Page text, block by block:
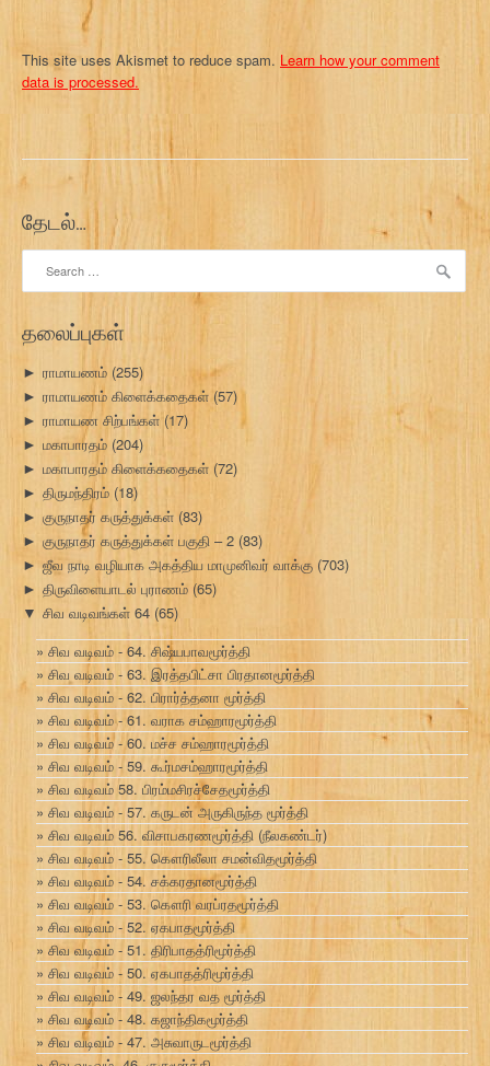
This site uses Akismet to reduce spam. Learn how your comment
data is processed.
தேடல்…
தலைப்புகள்
► ராமாயணம் (255)
► ராமாயணம் கிளைக்கதைகள் (57)
► ராமாயண சிற்பங்கள் (17)
► மகாபாரதம் (204)
► மகாபாரதம் கிளைக்கதைகள் (72)
► திருமந்திரம் (18)
► குருநாதர் கருத்துக்கள் (83)
► குருநாதர் கருத்துக்கள் பகுதி – 2 (83)
► ஜீவ நாடி வழியாக அகத்திய மாமுனிவர் வாக்கு (703)
► திருவிளையாடல் புராணம் (65)
▼ சிவ வடிவங்கள் 64 (65)
சிவ வடிவம் - 64. சிஷ்யபாவமூர்த்தி
சிவ வடிவம் - 63. இரத்தபிட்சா பிரதானமூர்த்தி
சிவ வடிவம் - 62. பிரார்த்தனா மூர்த்தி
சிவ வடிவம் - 61. வராக சம்ஹாரமூர்த்தி
சிவ வடிவம் - 60. மச்ச சம்ஹாரமூர்த்தி
சிவ வடிவம் - 59. கூர்மசம்ஹாரமூர்த்தி
சிவ வடிவம் 58. பிரம்மசிரச்சேதமூர்த்தி
சிவ வடிவம் - 57. கருடன் அருகிருந்த மூர்த்தி
சிவ வடிவம் 56. விசாபகரணமூர்த்தி (நீலகண்டர்)
சிவ வடிவம் - 55. கௌரிலீலா சமன்விதமூர்த்தி
சிவ வடிவம் - 54. சக்கரதானமூர்த்தி
சிவ வடிவம் - 53. கௌரி வரப்ரதமூர்த்தி
சிவ வடிவம் - 52. ஏகபாதமூர்த்தி
சிவ வடிவம் - 51. திரிபாதத்ரிமூர்த்தி
சிவ வடிவம் - 50. ஏகபாதத்ரிமூர்த்தி
சிவ வடிவம் - 49. ஜலந்தர வத மூர்த்தி
சிவ வடிவம் - 48. கஜாந்திகமூர்த்தி
சிவ வடிவம் - 47. அசுவாருடமூர்த்தி